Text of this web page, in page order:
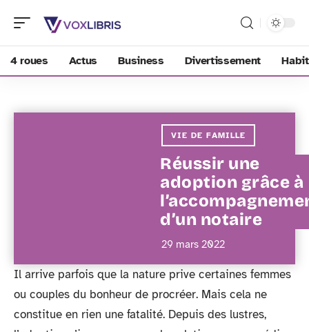
4 roues Actus Business Divertissement
VIE DE FAMILLE
Réussir une
adoption grâce à
d’un notaire
29 mars 2022
Il arrive parfois que la nature prive certaines femmes
ou couples du bonheur de procréer. Mais cela ne
constitue en rien une fatalité. Depuis des lustres,